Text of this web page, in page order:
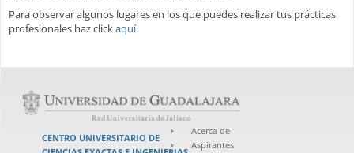
Para observar algunos lugares en los que puedes realizar tus prácticas
profesionales haz clickaquí.
CENTRO UNIVERSITARIO DE
Acerca de
Aspirantes